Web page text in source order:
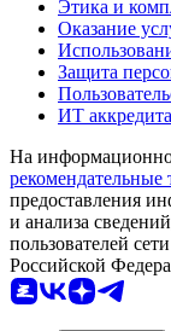
Этика и
Оказание
Защита
ИТ
На
рекомендательные
предоставления
и анализа
пользователей
Российской